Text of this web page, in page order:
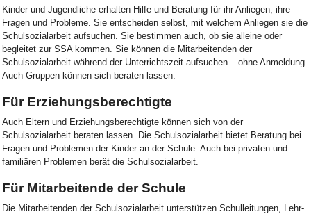
Kinder und Jugendliche erhalten Hilfe und Beratung für ihr Anliegen, ihre
Fragen und Probleme. Sie entscheiden selbst, mit welchem Anliegen sie die
Schulsozialarbeit aufsuchen. Sie bestimmen auch, ob sie alleine oder
begleitet zur SSA kommen. Sie können die Mitarbeitenden der
Schulsozialarbeit während der Unterrichtszeit aufsuchen – ohne Anmeldung.
Auch Gruppen können sich beraten lassen.
Für Erziehungsberechtigte
Auch Eltern und Erziehungsberechtigte können sich von der
Schulsozialarbeit beraten lassen. Die Schulsozialarbeit bietet Beratung bei
Fragen und Problemen der Kinder an der Schule. Auch bei privaten und
familiären Problemen berät die Schulsozialarbeit.
Für Mitarbeitende der Schule
Die Mitarbeitenden der Schulsozialarbeit unterstützen Schulleitungen, Lehr-